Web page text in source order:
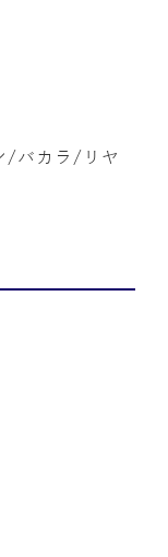
/バカラ/リヤ